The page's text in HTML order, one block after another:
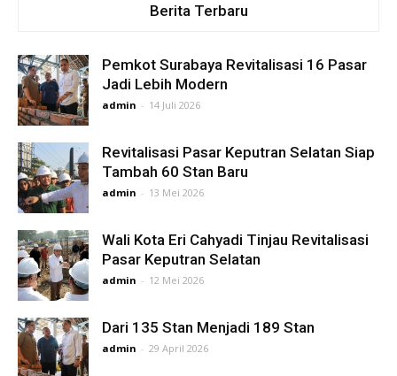
Berita Terbaru
Pemkot Surabaya Revitalisasi 16 Pasar
Jadi Lebih Modern
admin - 14 Juli 2026
Revitalisasi Pasar Keputran Selatan Siap
Tambah 60 Stan Baru
admin - 13 Mei 2026
Wali Kota Eri Cahyadi Tinjau Revitalisasi
Pasar Keputran Selatan
admin - 12 Mei 2026
Dari 135 Stan Menjadi 189 Stan
admin - 29 April 2026